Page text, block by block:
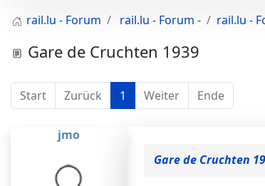
rail.lu - Forum rail.lu - Forum - rail.lu -
Gare de Cruchten 1939
Start Zurück 1 Weiter Ende
jmo
Gare de Cruchten